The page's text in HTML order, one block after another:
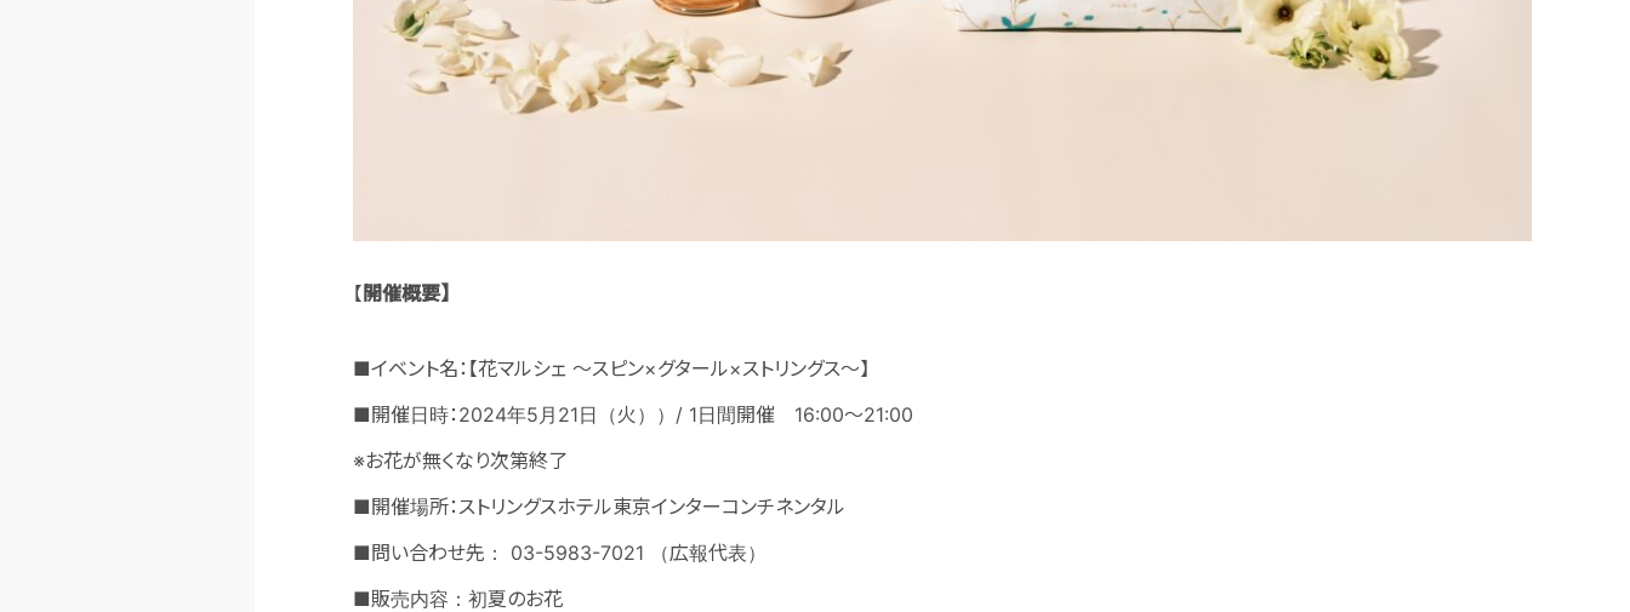
【開催概要】
■イベント名：【花マルシェ ～スピン×グタール×ストリングス～】
■開催日時：2024年5月21日（火））/ 1日間開催 16:00～21:00
※お花が無くなり次第終了
■開催場所：ストリングスホテル東京インターコンチネンタル
■問い合わせ先： 03-5983-7021 （広報代表）
■販売内容：初夏のお花